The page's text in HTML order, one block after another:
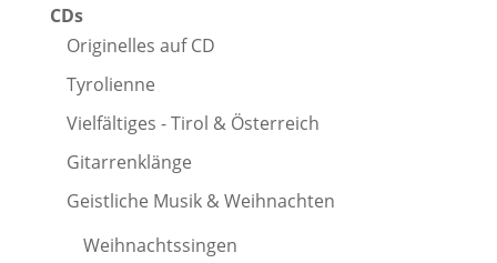
CDs
Originelles auf CD
Tyrolienne
Vielfältiges - Tirol & Österreich
Gitarrenklänge
Geistliche Musik & Weihnachten
Weihnachtssingen